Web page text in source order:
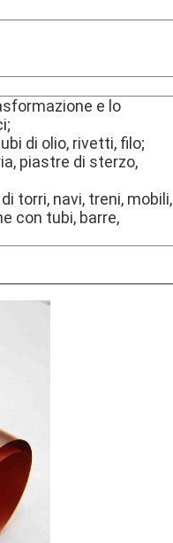
e lo
di olio, rivetti, filo;
piastre di sterzo,
torri, navi, treni, mobili,
con tubi, barre,